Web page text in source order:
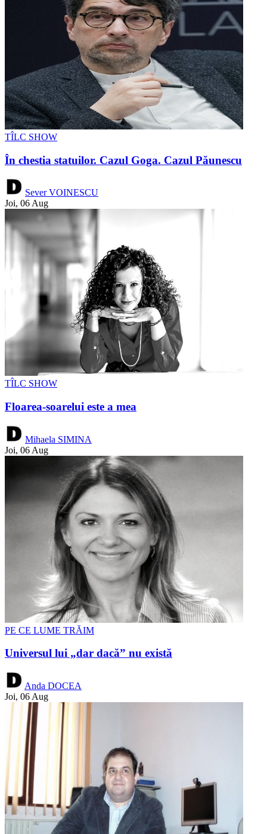
TÎLC SHOW
În chestia statuilor. Cazul Goga. Cazul Păunescu
Sever VOINESCU
Joi, 06 Aug
TÎLC SHOW
Floarea-soarelui este a mea
Mihaela SIMINA
Joi, 06 Aug
PE CE LUME TRĂIM
Universul lui „dar dacă” nu există
Anda DOCEA
Joi, 06 Aug